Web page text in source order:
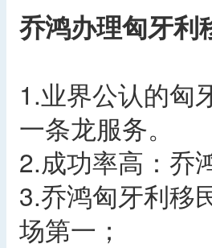
乔鸿办理匈牙利
1.业界公认的匈
一条龙服务。
2.成功率高：乔
3.乔鸿匈牙利移
场第一；